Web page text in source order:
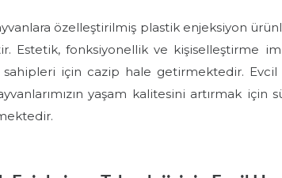
özelleştirilmiş plastik enjeksiyon
Estetik, fonksiyonellik ve kişiselleştirme
sahipleri için cazip hale getirmektedir.
yaşam kalitesini artırmak için